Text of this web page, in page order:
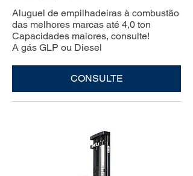
Aluguel de empilhadeiras à combustão
das melhores marcas até 4,0 ton
Capacidades maiores, consulte!
A gás GLP ou Diesel
CONSULTE